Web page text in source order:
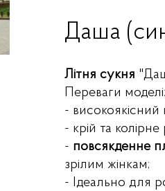
Даша
Літня сукня
Переваги моделі:
- високоякісний
- крій та
- повсякденне
зрілим жінкам;
- Ідеально для